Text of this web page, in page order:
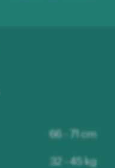
66 - 71 cm
32 - 45 kg